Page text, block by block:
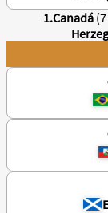
1.Canadá